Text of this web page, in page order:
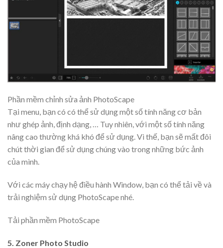
Phần mềm chỉnh sửa ảnh PhotoScape
Tại menu, bạn có có thể sử dụng một số tính năng cơ bản
như ghép ảnh, định dạng, … Tuy nhiên, với một số tính năng
nâng cao thường khá khó để sử dụng. Vì thế, bạn sẽ mất đôi
chút thời gian để sử dụng chúng vào trong những bức ảnh
của mình.
Với các máy chạy hệ điều hành Window, bạn có thể tải về và
trải nghiệm sử dụng PhotoScape nhé.
Tải phần mềm PhotoScape
5. Zoner Photo Studio